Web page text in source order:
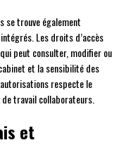
se trouve également
intégrés. Les droits d’accès
peut consulter, modifier ou
et la sensibilité des
respecte le
travail collaborateurs.
et